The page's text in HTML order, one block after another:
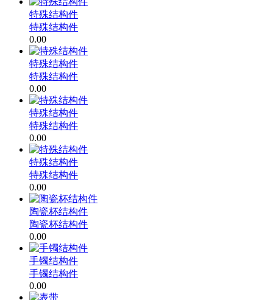
特殊结构件
特殊结构件
0.00
特殊结构件
特殊结构件
0.00
特殊结构件
特殊结构件
0.00
特殊结构件
特殊结构件
0.00
陶瓷杯结构件
陶瓷杯结构件
0.00
手镯结构件
手镯结构件
0.00